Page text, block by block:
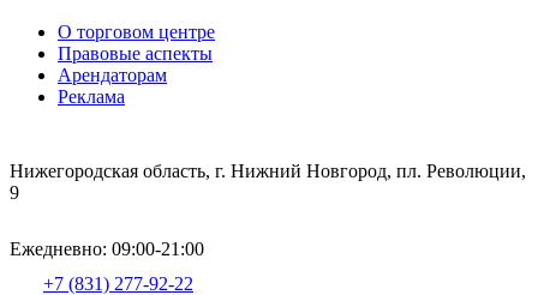
О торговом центре
Правовые аспекты
Арендаторам
Реклама
Нижегородская область, г. Нижний Новгород, пл. Революции,
9
Ежедневно: 09:00-21:00
+7 (831) 277-92-22